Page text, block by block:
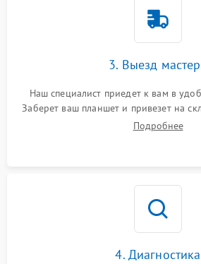
3. Выезд
Наш специалист приедет к вам в
Заберет ваш планшет и привезет на
Подробнее
4. Диагностика